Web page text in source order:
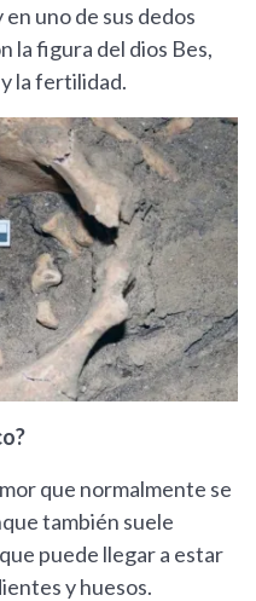
uno de sus dedos
la figura del dios Bes,
la fertilidad.
que normalmente se
también suele
puede llegar a estar
y huesos.